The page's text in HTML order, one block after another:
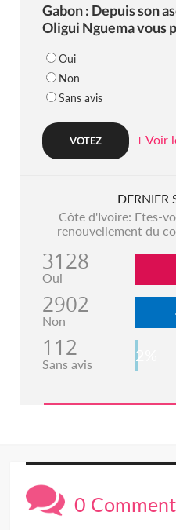
Gabon : Depuis son
Oligui Nguema vous
Oui
Non
Sans avis
+ Voir
DERNIER
Côte d'Ivoire: Etes-
renouvellement du
3128
Oui
2902
Non
112
Sans avis 2%
0